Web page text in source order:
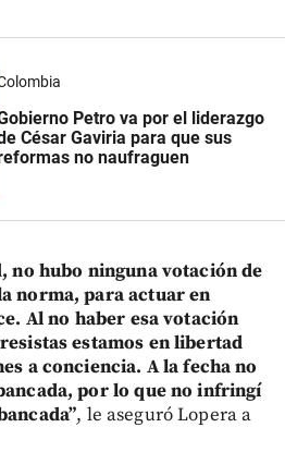
Petro va por el liderazgo
César Gaviria para que sus
no naufraguen
no hubo ninguna votación de
norma, para actuar en
Al no haber esa votación
estamos en libertad
a conciencia. A la fecha no
por lo que no infringí
, le aseguró Lopera a